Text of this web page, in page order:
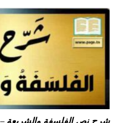
شرح نص الفلسفة والشريعة –